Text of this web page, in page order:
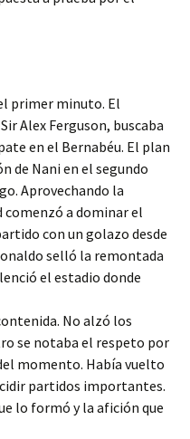
primer minuto. El
Alex Ferguson, buscaba
en el Bernabéu. El plan
de Nani en el segundo
Aprovechando la
comenzó a dominar el
con un golazo desde
selló la remontada
el estadio donde
No alzó los
se notaba el respeto por
momento. Había vuelto
partidos importantes.
lo formó y la afición que